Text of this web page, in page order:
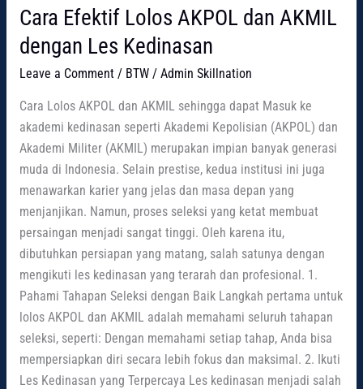
Cara Efektif Lolos AKPOL dan AKMIL
dengan Les Kedinasan
Leave a Comment / BTW/ Admin Skillnation
Cara Lolos AKPOL dan AKMIL sehingga dapat Masuk ke
akademi kedinasan seperti Akademi Kepolisian (AKPOL) dan
Akademi Militer (AKMIL) merupakan impian banyak generasi
muda di Indonesia. Selain prestise, kedua institusi ini juga
menawarkan karier yang jelas dan masa depan yang
menjanjikan. Namun, proses seleksi yang ketat membuat
persaingan menjadi sangat tinggi. Oleh karena itu,
dibutuhkan persiapan yang matang, salah satunya dengan
mengikuti les kedinasan yang terarah dan profesional. 1.
Pahami Tahapan Seleksi dengan Baik Langkah pertama untuk
lolos AKPOL dan AKMIL adalah memahami seluruh tahapan
seleksi, seperti: Dengan memahami setiap tahap, Anda bisa
mempersiapkan diri secara lebih fokus dan maksimal. 2. Ikuti
Les Kedinasan yang Terpercaya Les kedinasan menjadi salah